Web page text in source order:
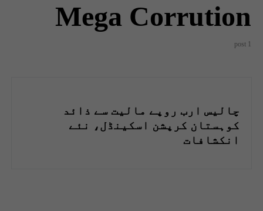
Mega Corrution
1 post
چالیس ارب روپے مالیت سے ذائد
کوہستان کرپشن اسکینڈل، نئے
انکشافات